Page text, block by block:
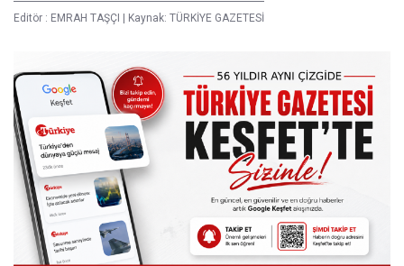
Editör : EMRAH TAŞÇI Kaynak: TÜRKİYE GAZETESİ